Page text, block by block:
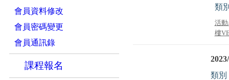
會員資料修改
會員密碼變更
會員通訊錄
課程報名
類
活
樓
類別